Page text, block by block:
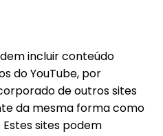
incluir conteúdo
do YouTube, por
de outros sites
da mesma forma como
sites podem